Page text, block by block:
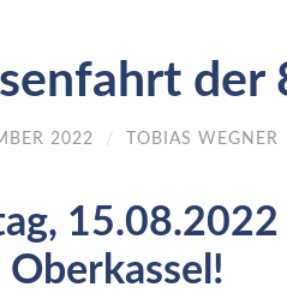
der
2022 / TOBIAS WEGNER
15.08.2022
Oberkassel!